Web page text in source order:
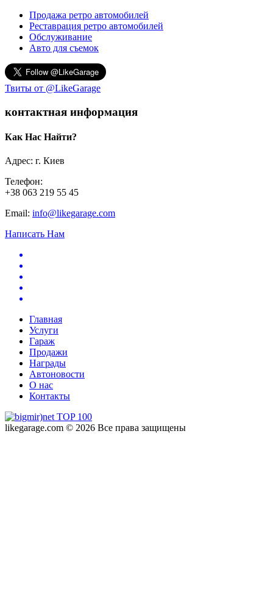
Продажа ретро автомобилей
Реставрация ретро автомобилей
Обслуживание
Авто для съемок
Твиты от @LikeGarage
контактная информация
Как Нас Найти?
Адрес: г. Киев
Телефон:
+38 063 219 55 45
Email: info@likegarage.com
Написать Нам
Главная
Услуги
Гараж
Продажи
Награды
Автоновости
О нас
Контакты
likegarage.com © 2026 Все права защищены